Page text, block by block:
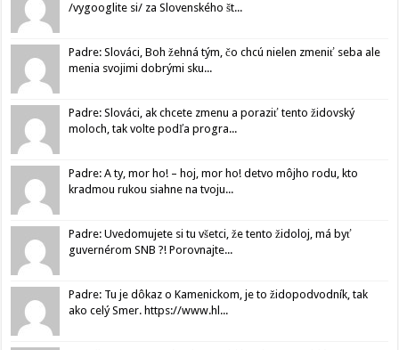
/vygooglite si/ za Slovenského št...
Padre: Slováci, Boh žehná tým, čo chcú nielen zmeniť seba ale
menia svojimi dobrými sku...
Padre: Slováci, ak chcete zmenu a poraziť tento židovský
moloch, tak volte podľa progra...
Padre: A ty, mor ho! – hoj, mor ho! detvo môjho rodu, kto
kradmou rukou siahne na tvoju...
Padre: Uvedomujete si tu všetci, že tento židoloj, má byť
guvernérom SNB ?! Porovnajte...
Padre: Tu je dôkaz o Kamenickom, je to židopodvodník, tak
ako celý Smer. https://www.hl...